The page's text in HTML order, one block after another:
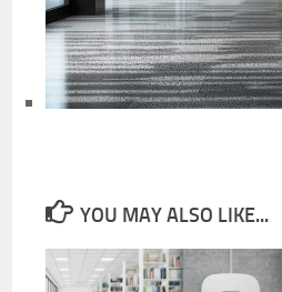
YOU MAY ALSO LIKE...